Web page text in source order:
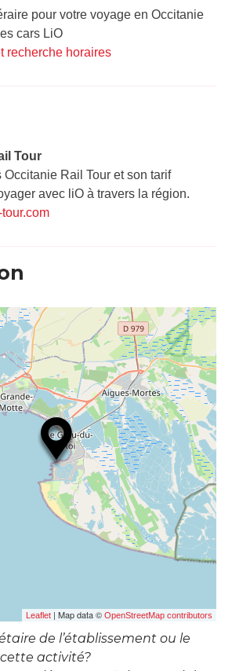
pour votre voyage en Occitanie
cars LiO
recherche horaires
Tour​
Rail Tour et son tarif
avec liO à travers la région.
Leaflet | Map data © OpenStreetMap contributors
de l’établissement ou le
activité?